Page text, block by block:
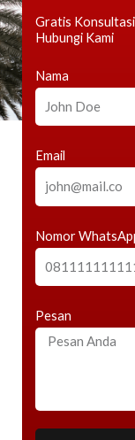
Gratis
Hubungi Kami
Nama
Email
Nomor
Pesan